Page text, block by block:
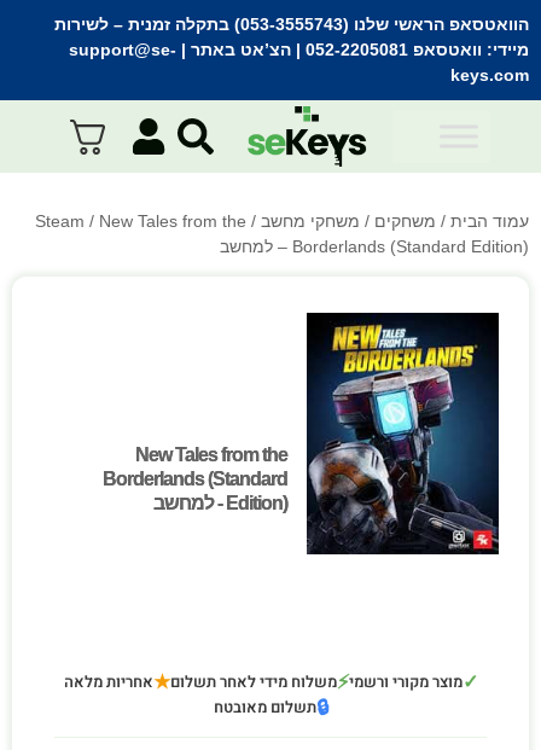
הוואטסאפ הראשי שלנו (053-3555743) בתקלה זמנית
– לשירות
מיידי: וואטסאפ 052-2205081 | הצ’אט באתר | support@se-
keys.com
עמוד הבית / משחקים / משחקי מחשב /
Steam / New Tales from the
Borderlands (Standard Edition) – למחשב
New Tales from the
Borderlands (Standard
Edition) - למחשב
New Tales from the
Borderlands (Standard
Edition) - למחשב
✓מוצר מקורי ורשמי⚡משלוח מידי לאחר תשלום★אחריות מלאה
🔒תשלום מאובטח